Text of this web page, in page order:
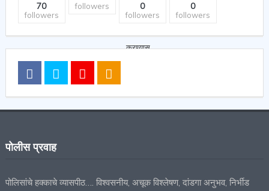
70
followers
followers
0
followers
0
followers
पोलीस प्रवाह
पोलिसांचे हक्काचे व्यासपीठ…. विश्वसनीय, अचूक विश्लेषण, दांडगा अनुभव, निर्भीड